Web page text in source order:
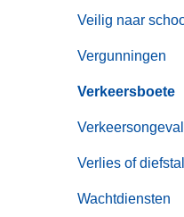
Veilig naar
Vergunningen
Verkeersboete
Verkeersongeval
Verlies of diefstal
Wachtdiensten